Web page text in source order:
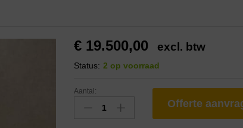
€ 19.500,00 excl. btw
Status: 2 op voorraad
Aantal:
Offerte